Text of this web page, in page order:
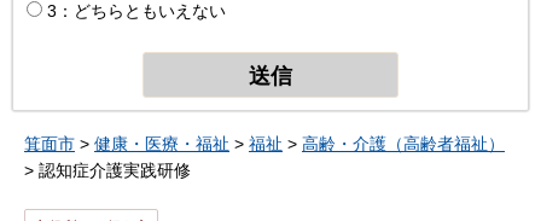
3：どちらともいえない
箕面市 > 健康・医療・福祉 > 福祉 > 高齢・介護（高齢者福祉）
> 認知症介護実践研修